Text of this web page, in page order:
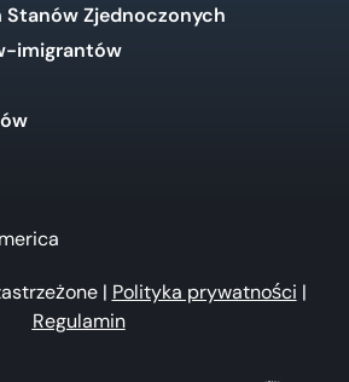
Zjednoczonych
imigrantów
| Polityka prywatności |
Regulamin